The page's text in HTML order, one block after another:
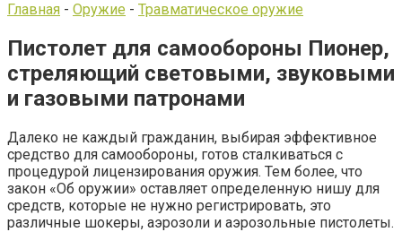
Главная - Оружие - Травматическое оружие
Пистолет для самообороны Пионер,
стреляющий световыми, звуковыми
и газовыми патронами
Далеко не каждый гражданин, выбирая эффективное
средство для самообороны, готов сталкиваться с
процедурой лицензирования оружия. Тем более, что
закон «Об оружии» оставляет определенную нишу для
средств, которые не нужно регистрировать, это
различные шокеры, аэрозоли и аэрозольные пистолеты.